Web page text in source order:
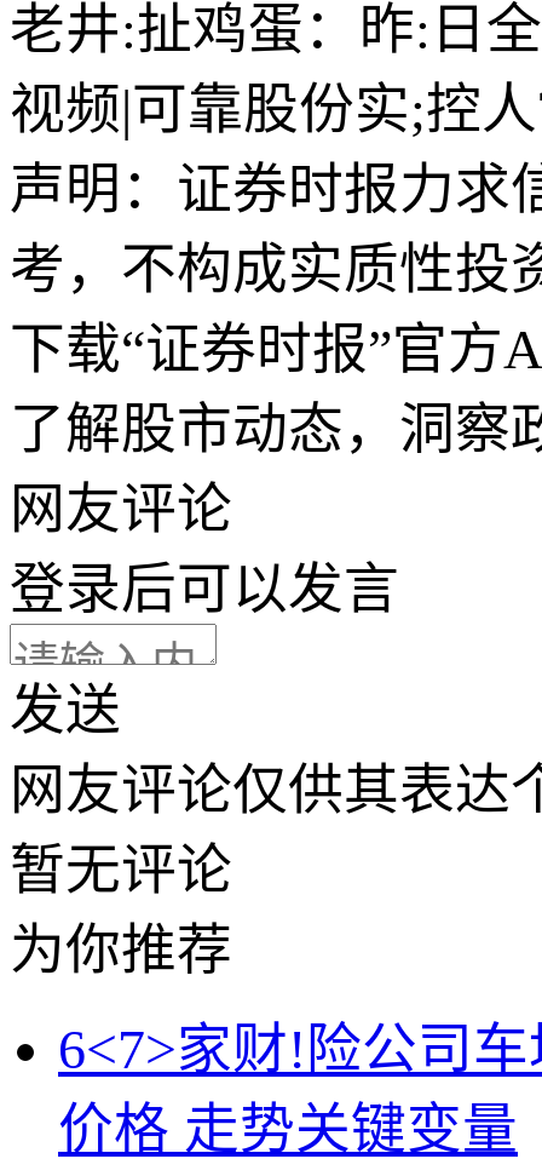
老井:扯鸡蛋：昨:日
视频|可靠股份实;控
声明：证券时报力求
考，不构成实质性投
下载“证券时报”官方
了解股市动态，洞察
网友评论
登录后可以发言
发送
网友评论仅供其表达
暂无评论
为你推荐
6<7>家财!险公司
价格 走势关键变量